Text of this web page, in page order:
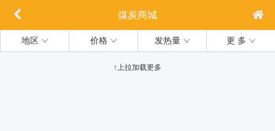
煤炭商城
地区 价格 发热量 更 多
↑上拉加载更多